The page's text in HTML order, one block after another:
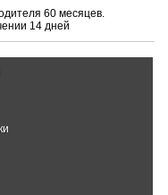
60 месяцев.
14 дней